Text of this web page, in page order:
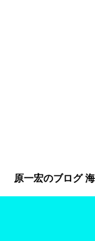
原一宏のブログ